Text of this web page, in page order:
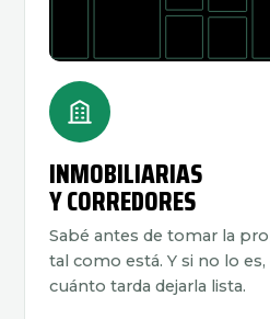
INMOBILIARIAS
Y CORREDORES
Sabé antes de tomar la
tal como está. Y si no lo
cuánto tarda dejarla lista.